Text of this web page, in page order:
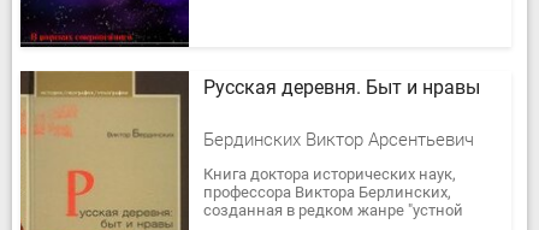
Русская деревня. Быт и нравы
Бердинских Виктор Арсентьевич
Книга доктора исторических наук,
профессора Виктора Берлинских,
созданная в редком жанре "устной